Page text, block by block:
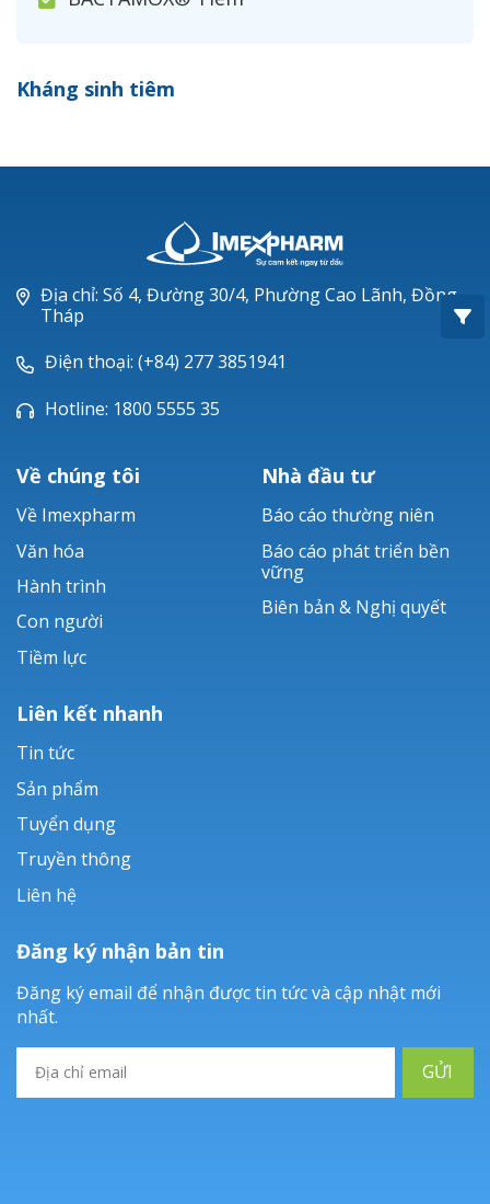
Ceftizoxim®
Piperacillin
Ticarlinat®
Zobacta®
Bacsulfo®
Kháng sinh tiêm
Địa chỉ: Số 4, Đường 30/4, Phường Cao Lãnh, Đồng
Tháp
Điện thoại: (+84) 277 3851941
Hotline: 1800 5555 35
Về chúng tôi
Về Imexpharm
Văn hóa
Hành trình
Con người
Tiềm lực
Nhà đầu tư
Báo cáo thường niên
Báo cáo phát triển bền
vững
Biên bản & Nghị quyết
Liên kết nhanh
Tin tức
Sản phẩm
Tuyển dụng
Truyền thông
Liên hệ
Đăng ký nhận bản tin
Đăng ký email để nhận được tin tức và cập nhật mới
nhất.
GỬI